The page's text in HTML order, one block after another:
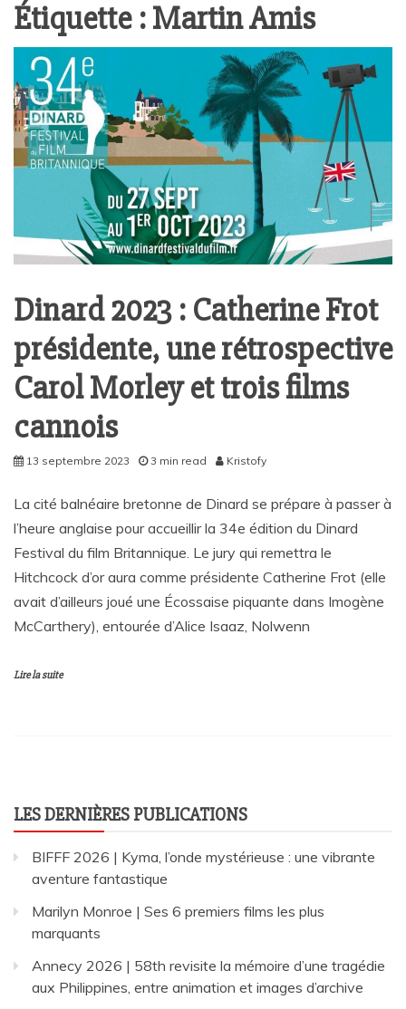
Étiquette :Martin Amis
Dinard 2023 : Catherine Frot
présidente, une rétrospective
Carol Morley et trois films
cannois
13 septembre 2023 3 min read Kristofy
La cité balnéaire bretonne de Dinard se prépare à passer à
l’heure anglaise pour accueillir la 34e édition du Dinard
Festival du film Britannique. Le jury qui remettra le
Hitchcock d’or aura comme présidente Catherine Frot (elle
avait d’ailleurs joué une Écossaise piquante dans Imogène
McCarthery), entourée d’Alice Isaaz, Nolwenn
Lire la suite
LES DERNIÈRES PUBLICATIONS
BIFFF 2026 | Kyma, l’onde mystérieuse : une vibrante
aventure fantastique
Marilyn Monroe | Ses 6 premiers films les plus
marquants
Annecy 2026 | 58th revisite la mémoire d’une tragédie
aux Philippines, entre animation et images d’archive